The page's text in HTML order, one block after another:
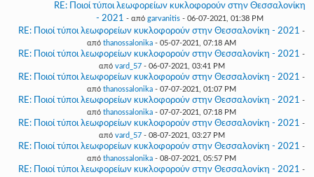
RE: Ποιοί τύποι λεωφορείων κυκλοφορούν στην Θεσσαλονίκη
- 2021 - από garvanitis - 06-07-2021, 01:38 PM
RE: Ποιοί τύποι λεωφορείων κυκλοφορούν στην Θεσσαλονίκη - 2021 -
από thanossalonika - 05-07-2021, 07:18 AM
RE: Ποιοί τύποι λεωφορείων κυκλοφορούν στην Θεσσαλονίκη - 2021 -
από vard_57- 06-07-2021, 03:41 PM
RE: Ποιοί τύποι λεωφορείων κυκλοφορούν στην Θεσσαλονίκη - 2021 -
από thanossalonika - 07-07-2021, 01:07 PM
RE: Ποιοί τύποι λεωφορείων κυκλοφορούν στην Θεσσαλονίκη - 2021 -
από thanossalonika - 07-07-2021, 07:18 PM
RE: Ποιοί τύποι λεωφορείων κυκλοφορούν στην Θεσσαλονίκη - 2021 -
από vard_57- 08-07-2021, 03:27 PM
RE: Ποιοί τύποι λεωφορείων κυκλοφορούν στην Θεσσαλονίκη - 2021 -
από thanossalonika - 08-07-2021, 05:57 PM
RE: Ποιοί τύποι λεωφορείων κυκλοφορούν στην Θεσσαλονίκη - 2021 -